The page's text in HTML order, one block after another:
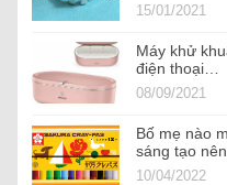
15/01/2021
Máy khử
điện thoại…
08/09/2021
Bố mẹ nào
sáng tạo
10/04/2022